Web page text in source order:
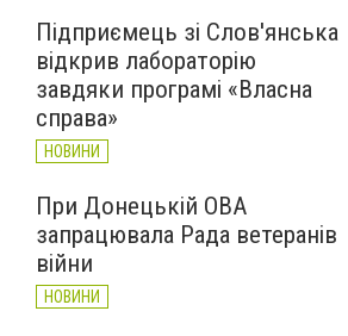
Підприємець зі Слов'янська
відкрив лабораторію
завдяки програмі «Власна
справа»
НОВИНИ
При Донецькій ОВА
запрацювала Рада ветеранів
війни
НОВИНИ